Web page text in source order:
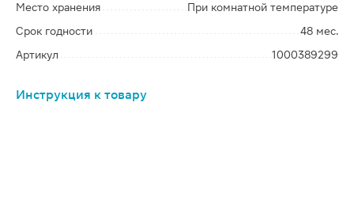
Место хранения
При комнатной температуре
Срок годности
48 мес.
Артикул
1000389299
Инструкция к товару